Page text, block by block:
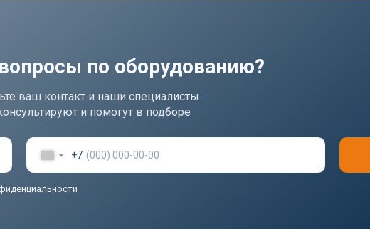
по оборудованию?
+7
ваш контакт и наши специалисты
и помогут в подборе